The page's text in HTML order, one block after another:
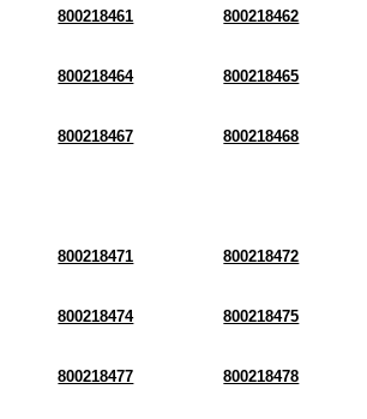
800218461 800218462
800218464 800218465
800218467 800218468
800218471 800218472
800218474 800218475
800218477 800218478